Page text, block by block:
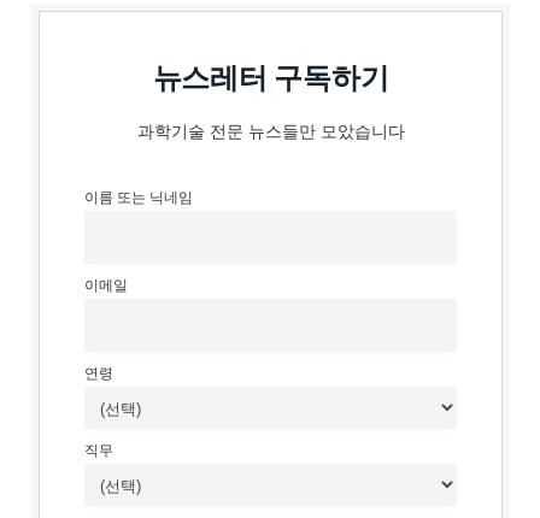
뉴스레터 구독하기
과학기술 전문 뉴스들만 모았습니다
이름 또는 닉네임
이메일
연령
직무